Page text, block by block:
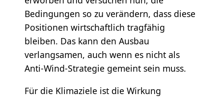
Bedingungen so zu verändern, dass diese
Positionen wirtschaftlich tragfähig
bleiben. Das kann den Ausbau
verlangsamen, auch wenn es nicht als
Anti-Wind-Strategie gemeint sein muss.
Für die Klimaziele ist die Wirkung